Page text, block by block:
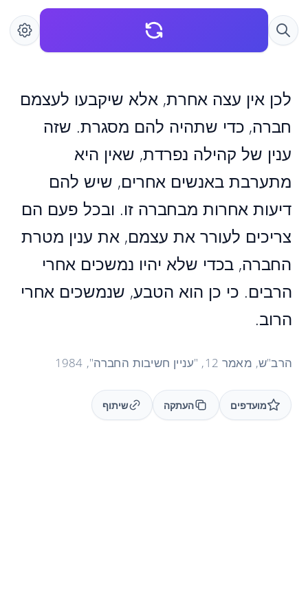
לכן אין עצה אחרת, אלא שיקבעו לעצמם
חברה, כדי שתהיה להם מסגרת. שזה
ענין של קהילה נפרדת, שאין היא
מתערבת באנשים אחרים, שיש להם
דיעות אחרות מבחברה זו. ובכל פעם הם
צריכים לעורר את עצמם, את ענין מטרת
החברה, בכדי שלא יהיו נמשכים אחרי
הרבים. כי כן הוא הטבע, שנמשכים אחרי
הרוב.
הרב"ש, מאמר 12, "עניין חשיבות החברה", 1984
מועדפים העתקה שיתוף